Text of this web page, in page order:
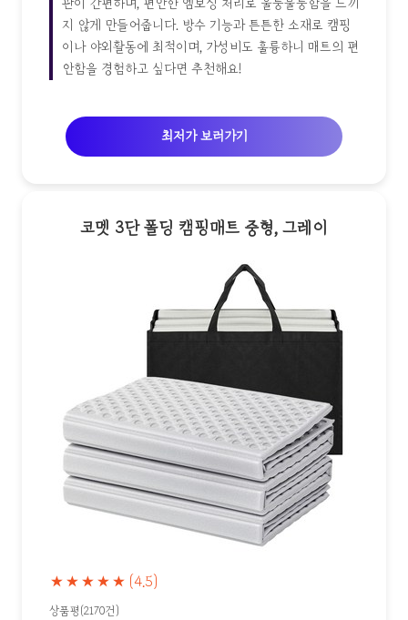
지 않게 만들어줍니다. 방수 기능과 튼튼한 소재로 캠핑
이나 야외활동에 최적이며, 가성비도 훌륭하니 매트의 편
안함을 경험하고 싶다면 추천해요!
최저가 보러가기
코멧 3단 폴딩 캠핑매트 중형, 그레이
★★★★★ (4.5)
상품평(2170건)